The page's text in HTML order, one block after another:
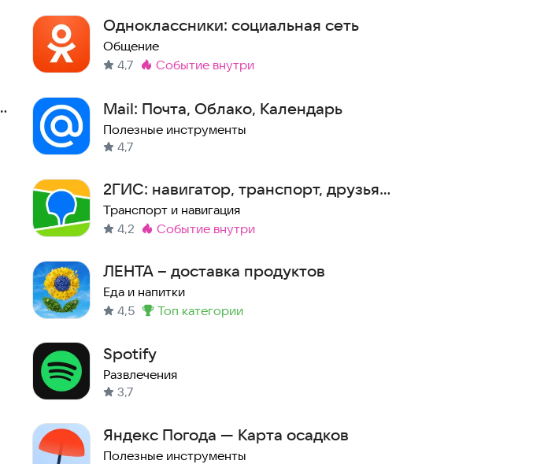
Одноклассники: социальная сеть
Общение
4,7
Метка:
событие внутри
Mail: Почта, Облако, Календарь
Полезные инструменты
4,7
2ГИС: навигатор, транспорт, друзья
на карте
Транспорт и навигация
4,2
Метка:
событие внутри
ЛЕНТА – доставка продуктов
Еда и напитки
4,5
Метка :
топ категории
Spotify
Развлечения
3,7
Яндекс Погода — Карта осадков
Полезные инструменты